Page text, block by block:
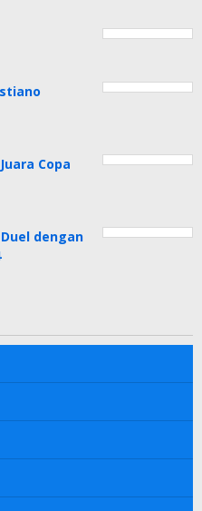
Copa
dengan